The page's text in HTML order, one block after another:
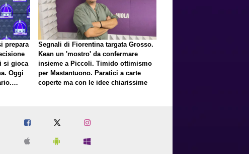
prepara
si gioca
Oggi
Segnali di Fiorentina targata Grosso.
Kean un 'mostro' da confermare
insieme a Piccoli. Timido ottimismo
per Mastantuono. Paratici a carte
coperte ma con le idee chiarissime